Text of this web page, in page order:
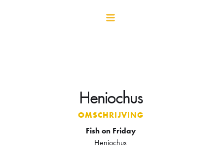
Heniochus
OMSCHRIJVING
Fish on Friday
Heniochus